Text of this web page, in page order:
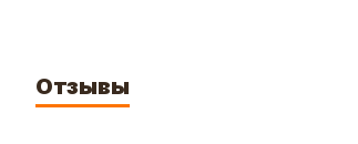
Отзывы